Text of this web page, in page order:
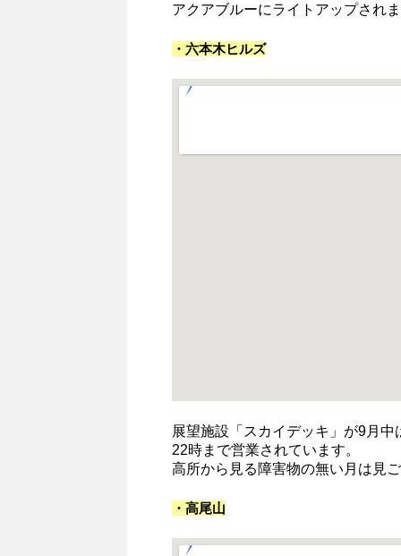
アクアブルーにライトアップされま
・六本木ヒルズ
展望施設「スカイデッキ」が9月中
22時まで営業されています。
高所から見る障害物の無い月は見
・高尾山